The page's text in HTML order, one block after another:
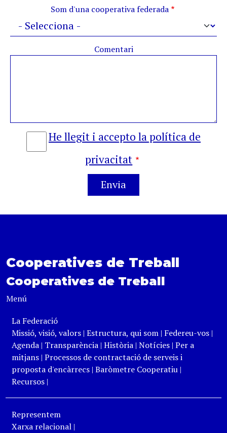
Som d'una cooperativa federada
Comentari
He llegit i accepto la política de
privacitat
Cooperatives de Treball
Cooperatives de Treball
Menú
La Federació
Missió, visió, valors| Estructura, qui som| Federeu-vos|
Agenda | Transparència| Història| Notícies | Per a
mitjans| Processos de contractació de serveis i
proposta d'encàrrecs| Baròmetre Cooperatiu|
Recursos|
Representem
Xarxa relacional|